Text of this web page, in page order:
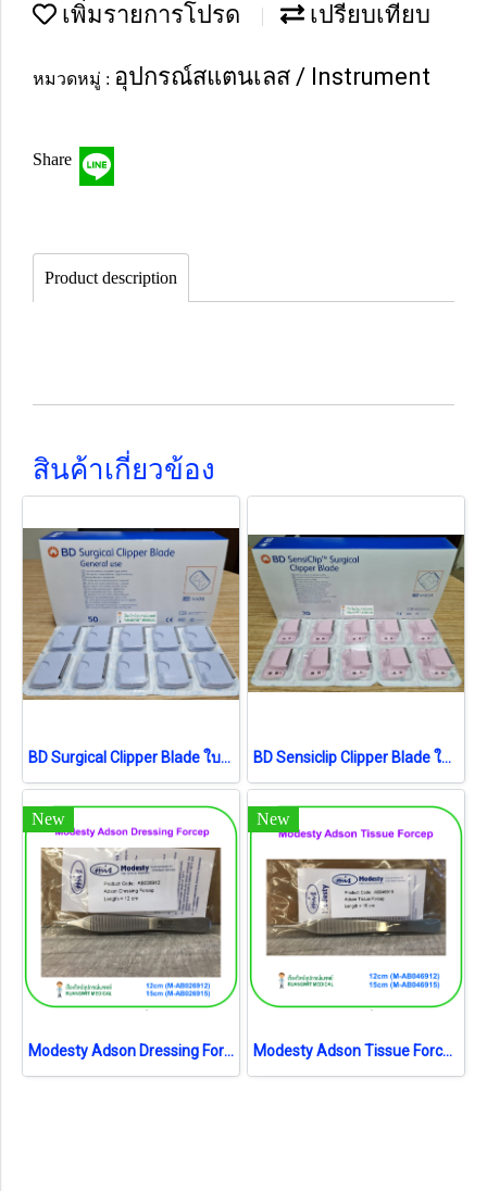
เพิ่มรายการโปรด เปรียบเทียบ
หมวดหมู่ : อุปกรณ์สแตนเลส / Instrument
Share
Product description
สินค้าเกี่ยวข้อง
BD Surgical Clipper Blade ใบมีด (4406) (1 ชิ้น) (exp 04-2026) BD Sensiclip Clipper Blade ใบมีดอ่อนโยน (4430A) (1ชิ้น) (exp 05-2025)
New
Modesty Adson Dressing Forcep (เยอรมัน)
New
Modesty Adson Tissue Forcep (เยอรมัน)